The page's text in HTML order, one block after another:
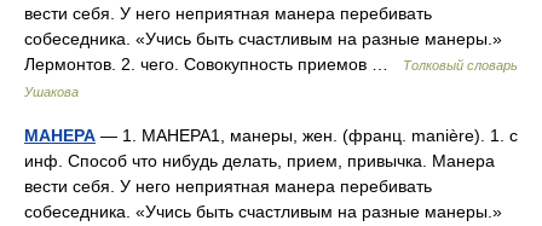
вести себя. У него неприятная манера перебивать
собеседника. «Учись быть счастливым на разные манеры.»
Лермонтов. 2. чего. Совокупность приемов …
Толковый словарь
Ушакова
МАНЕРА — 1. МАНЕРА1, манеры, жен. (франц. manière). 1. с
инф. Способ что нибудь делать, прием, привычка. Манера
вести себя. У него неприятная манера перебивать
собеседника. «Учись быть счастливым на разные манеры.»